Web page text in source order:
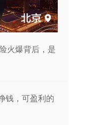
火爆背后，是